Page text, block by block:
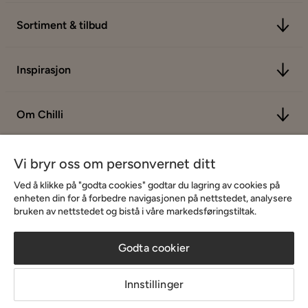
Sortiment & tilbud
Inspirasjon
Om Chilli
Copyright © 2026 Home Furnishing Nordic AB
Vi bryr oss om personvernet ditt
Ved å klikke på "godta cookies" godtar du lagring av cookies på
enheten din for å forbedre navigasjonen på nettstedet, analysere
bruken av nettstedet og bistå i våre markedsføringstiltak.
Godta cookier
Innstillinger